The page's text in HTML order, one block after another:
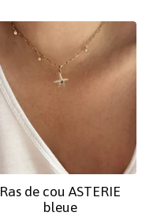
Ras de cou ASTERIE
bleue